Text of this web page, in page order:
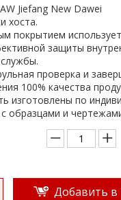
Jiefang New Dawei
хоста.
покрытием
защиты
проверка и
100% качества
изготовлены по
образцами и
Добавить в